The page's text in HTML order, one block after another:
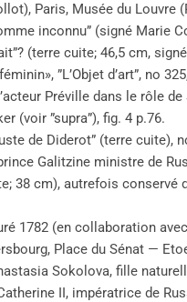
Paris, Musée du
inconnu” (signé
(terre cuite; 46,5 cm,
”L’Objet d’art”, no
Préville dans le rôle
(voir ”supra”), fig. 4 p.76.
de Diderot” (terre cuite),
Galitzine ministre de
38 cm), autrefois
1782 (en collaboration
Place du Sénat —
Sokolova, fille
II, impératrice de